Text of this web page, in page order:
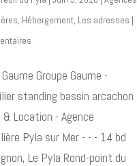
Hébergement, Les adresses |
Groupe Gaume -
standing bassin arcachon
& Location - Agence
Pyla sur Mer - - - 14 bd
Le Pyla Rond-point du